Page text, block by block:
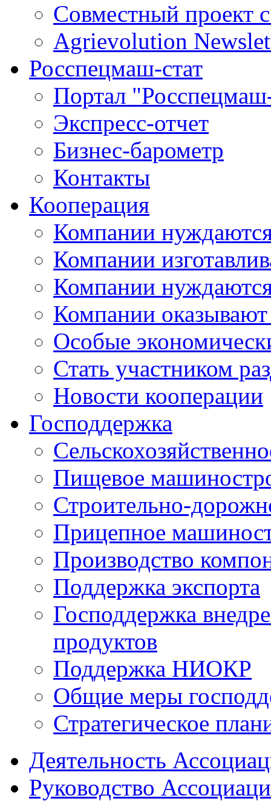
Совместный проект
Agrievolution
Росспецмаш-стат
Портал
Экспресс-отчет
Бизнес-барометр
Контакты
Кооперация
Компании
Компании
Компании
Компании оказывают
Особые
Стать участником
Новости кооперации
Господдержка
Пищевое
Строительно-
Прицепное
Производство
Поддержка экспорта
Господдержка
продуктов
Поддержка НИОКР
Общие меры
Стратегическое
Деятельность
Руководство